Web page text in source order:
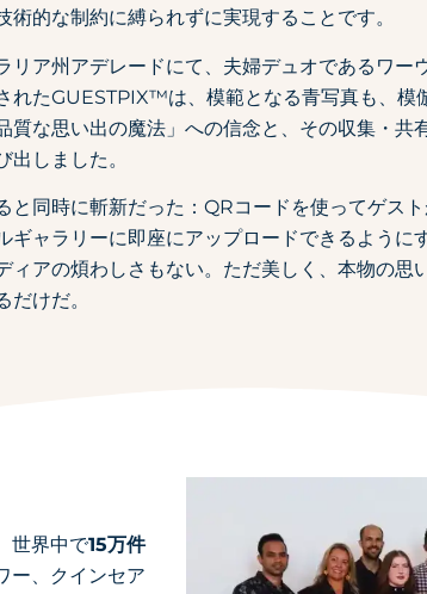
術的な制約に縛られずに実現することです。
リア州アデレードにて、夫婦デュオであるワー
れたGUESTPIX™は、模範となる青写真も、模
質な思い出の魔法」への信念と、その収集・
出しました。
と同時に斬新だった：QRコードを使ってゲス
ギャラリーに即座にアップロードできるように
ィアの煩わしさもない。ただ美しく、本物の
けだ。
世界中で15万件
ー、クインセア